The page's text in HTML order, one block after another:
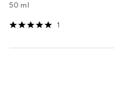
50 ml
1